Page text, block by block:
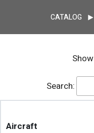
CATALOG
Show
Search:
Aircraft